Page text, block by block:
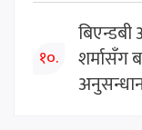
१०.
शर्मासँग